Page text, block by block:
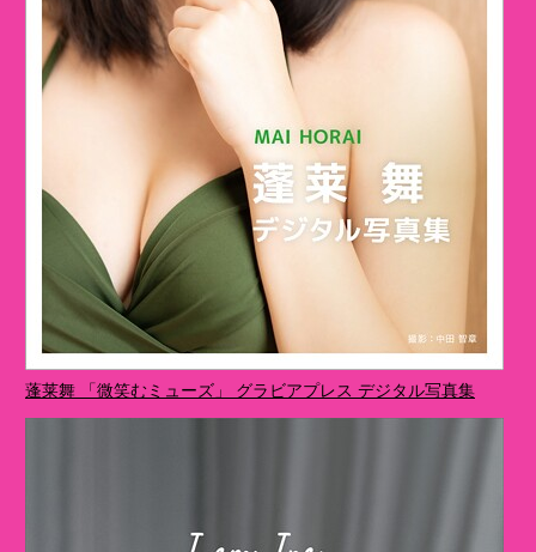
蓬莱舞 「微笑むミューズ」 グラビアプレス デジタル写真集